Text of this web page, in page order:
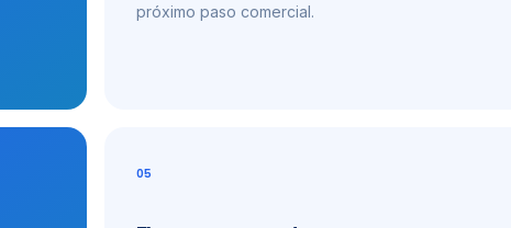
próximo paso comercial.
05